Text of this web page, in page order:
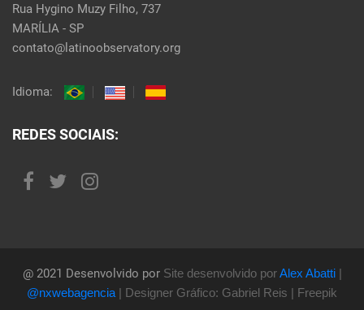
Rua Hygino Muzy Filho, 737
MARÍLIA - SP
contato@latinoobservatory.org
Idioma:
REDES SOCIAIS:
@ 2021 Desenvolvido porSite desenvolvido porAlex Abatti|
@nxwebagencia | Designer Gráfico: Gabriel Reis | Freepik